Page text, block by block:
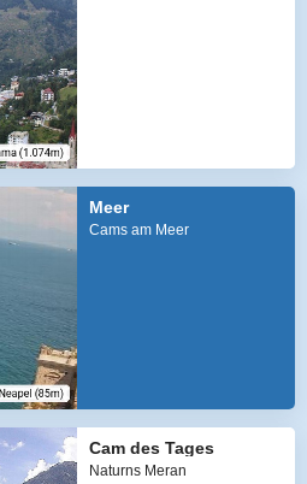
Meer
Cams am Meer
Cam des Tages
Naturns Meran